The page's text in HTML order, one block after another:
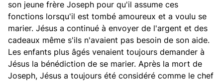
son jeune frère Joseph pour qu'il assume ces
fonctions lorsqu'il est tombé amoureux et a voulu se
marier. Jésus a continué à envoyer de l'argent et des
cadeaux même s'ils n'avaient pas besoin de son aide.
Les enfants plus âgés venaient toujours demander à
Jésus la bénédiction de se marier. Après la mort de
Joseph, Jésus a toujours été considéré comme le chef